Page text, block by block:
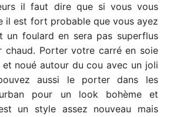
il faut dire que si vous vous
il est fort probable que vous ayez
un foulard en sera pas superflus
chaud. Porter votre carré en soie
noué autour du cou avec un joli
aussi le porter dans les
pour un look bohème et
un style assez nouveau mais